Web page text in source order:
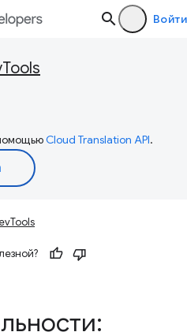
Войти
Cloud Translation API.